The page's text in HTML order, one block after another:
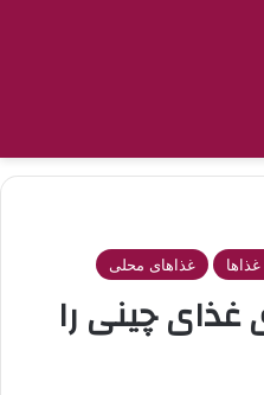
غذاهای محلی
چینی را